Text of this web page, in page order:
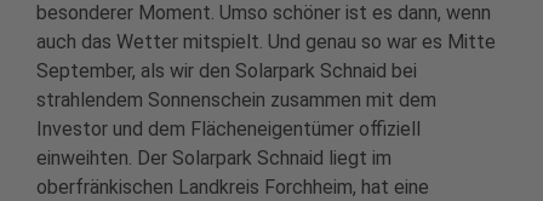
besonderer Moment. Umso schöner ist es dann, wenn
auch das Wetter mitspielt. Und genau so war es Mitte
September, als wir den Solarpark Schnaid bei
strahlendem Sonnenschein zusammen mit dem
Investor und dem Flächeneigentümer offiziell
einweihten. Der Solarpark Schnaid liegt im
oberfränkischen Landkreis Forchheim, hat eine